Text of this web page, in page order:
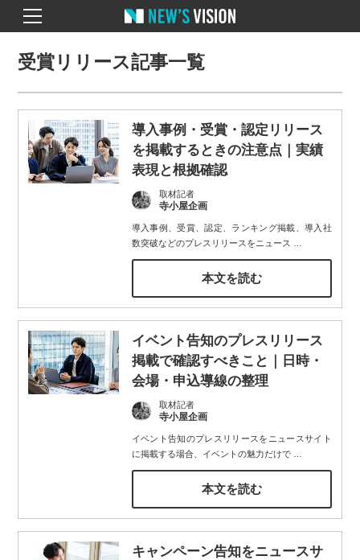
受賞リリース記事一覧
導入事例・受賞・認定リリース
を掲載するときの注意点｜実績
表現と根拠確認
取材記者
寺小屋企画
導入事例、受賞、認定、ランキング掲載、導入社
数突破などのプレスリリースをニュース
本文を読む
イベント告知のプレスリリース
掲載で確認すべきこと｜日時・
会場・申込導線の整理
取材記者
寺小屋企画
イベント告知のプレスリリースをニュースサイト
に掲載する場合、イベントの魅力だけで…
本文を読む
キャンペーン告知をニュースサ